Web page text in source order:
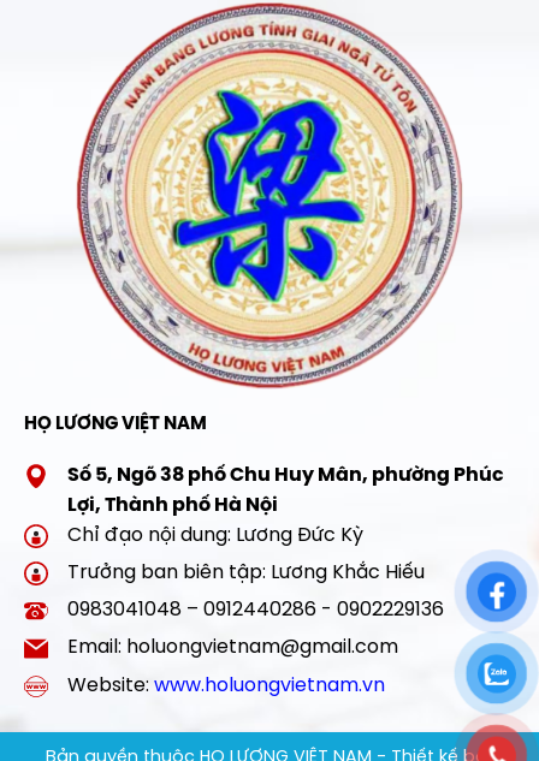
HỌ LƯƠNG VIỆT NAM
Số 5, Ngõ 38 phố Chu Huy Mân, phường Phúc
Lợi, Thành phố Hà Nội
Chỉ đạo nội dung: Lương Đức Kỳ
Trưởng ban biên tập: Lương Khắc Hiếu
0983041048 – 0912440286 - 0902229136
Email: holuongvietnam@gmail.com
Website: www.holuongvietnam.vn